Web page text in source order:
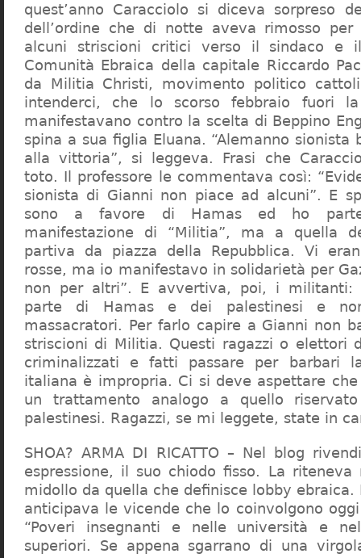
quest’anno Caracciolo si diceva sorpreso
dell’ordine che di notte aveva rimosso
alcuni striscioni critici verso il sindaco e
Comunità Ebraica della capitale Riccardo
da Militia Christi, movimento politico
intenderci, che lo scorso febbraio fuori
manifestavano contro la scelta di Beppino
spina a sua figlia Eluana. “Alemanno sionista
alla vittoria”, si leggeva. Frasi che
toto. Il professore le commentava così:
sionista di Gianni non piace ad alcuni”. E
sono a favore di Hamas ed ho
manifestazione di “Militia”, ma a quella
partiva da piazza della Repubblica. Vi
rosse, ma io manifestavo in solidarietà per
non per altri”. E avvertiva, poi, i militanti:
parte di Hamas e dei palestinesi e
massacratori. Per farlo capire a Gianni non
striscioni di Militia. Questi ragazzi o elettori
criminalizzati e fatti passare per barbari
italiana è impropria. Ci si deve aspettare
un trattamento analogo a quello
palestinesi. Ragazzi, se mi leggete, state in
SHOA? ARMA DI RICATTO – Nel blog
espressione, il suo chiodo fisso. La
midollo da quella che definisce lobby ebraica.
anticipava le vicende che lo coinvolgono
“Poveri insegnanti e nelle università e
superiori. Se appena sgarrano di una